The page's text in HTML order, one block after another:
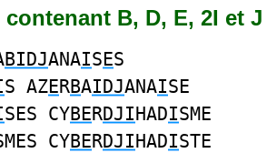
B, D, E, 2I et J
BIDJANAISES
S AZERBAIDJANAISE
SES CYBERDJIHADISME
CYBERDJIHADISTE